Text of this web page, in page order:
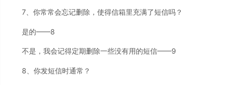
7、你常常会忘记删除，使得信箱里充满了短信吗？
是的——8
不是，我会记得定期删除一些没有用的短信——9
8、你发短信时通常？